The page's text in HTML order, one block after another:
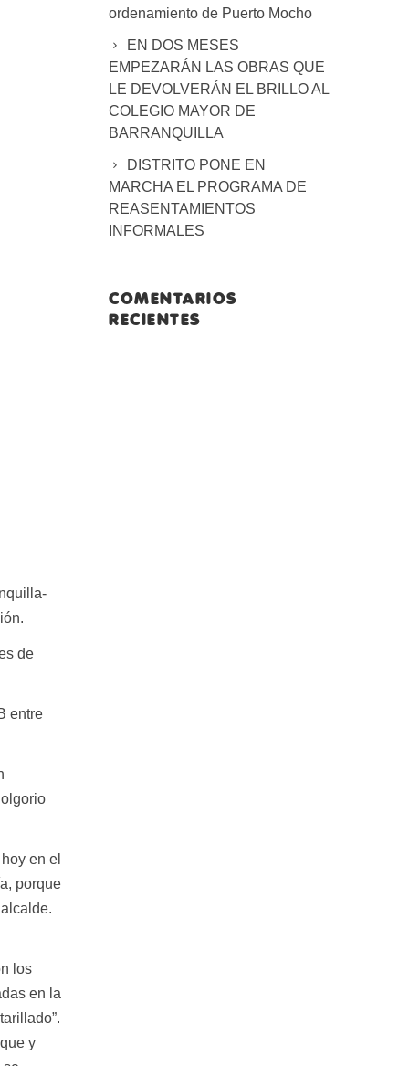
de
entre
en el
porque
los
en la
y
ordenamiento de Puerto Mocho
EN DOS MESES
EMPEZARÁN LAS OBRAS QUE
LE DEVOLVERÁN EL BRILLO AL
COLEGIO MAYOR DE
BARRANQUILLA
DISTRITO PONE EN
MARCHA EL PROGRAMA DE
REASENTAMIENTOS
INFORMALES
COMENTARIOS
RECIENTES